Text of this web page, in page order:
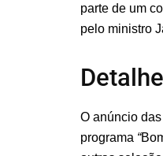
parte de um
pelo ministro
O anúncio
programa “